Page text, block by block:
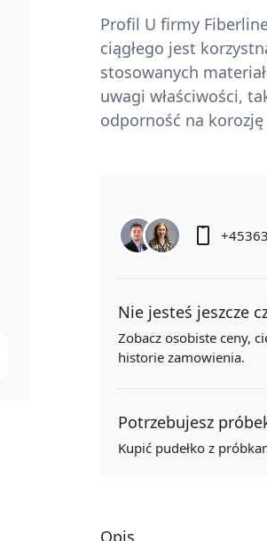
Profil U firmy
ciągłego jest
stosowanych
uwagi właściwości,
odporność na korozję
Nie jesteś jeszcze
Zobacz osobiste ceny,
historie zamowienia.
Potrzebujesz
Kupić pudełko z
Opis